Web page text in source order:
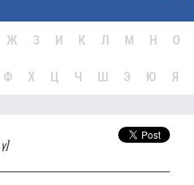
Ж З И К Л М Н О
Ф Х Ц Ч Ш Э Ю Я